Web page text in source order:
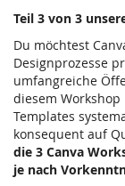
Teil 3 von 3
Du möchtest
Designprozesse
umfangreiche
diesem
Templates
konsequent auf
die 3 Canva
je nach